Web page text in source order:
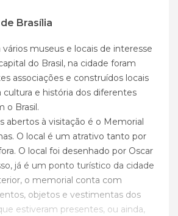
Brasília
museus e locais de interesse
do Brasil, na cidade foram
associações e construídos locais
cultura e história dos diferentes
o Brasil.
abertos à visitação é o Memorial
O local é um atrativo tanto por
O local foi desenhado por Oscar
já é um ponto turístico da cidade
o memorial conta com
objetos e vestimentas dos
estiveram presentes, ou ainda,